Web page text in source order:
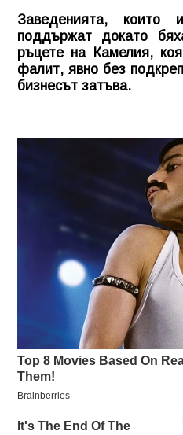
Заведенията, които
поддържат докато
ръцете на Камелия,
фалит, явно без
бизнесът затъва.